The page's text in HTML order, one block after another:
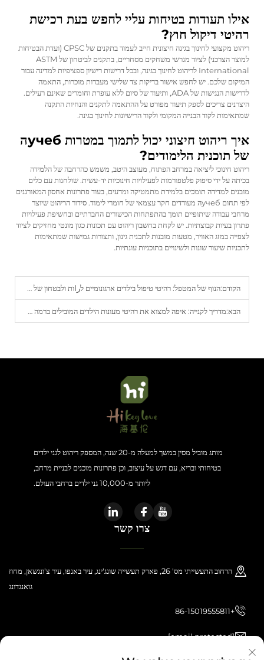
אילו תעודות בטיחות עליי לחפש בעת רכישת
רהיטי דיקול חוץ?
ריהוט מקצועי לחינוך בגינה חיצונית חייב לעמוד בתקנים של CPSC (ועדת הבטיחות
למוצר הצרכני) לציוד מגרשי משחקים מסחריים, בתקנים לביטחון של ASTM
International לריהוט לחינוך בגינה, ובכל דרישות רישיון ספציפיות למדינה עבור
המיקום שלכם. יש לחפש אישור בדיקות צד שלישי מעבדות מוכרות, התאמה
לדרישות הנגישות של ADA, ותיעוד של סיום ללא עופרת וחומרים שאינם רעילים.
היצרנים צריכים לספק תיעוד מפורט על ההתאמה לתקנים והנחיות התקנה
שמתאימות לקוד הבנייה המקומי ולקוד הרישיונות לחינוך בגינה.
איך ריהוט חיצוני יכול לתמוך במטרות учебה
של תוכנית הלימודים?
ריהוט חינוכי ליציאה במרחב הפתוח, מעוצב היטב, משמש כהרחבה של הלמידה
בכיתה על ידי סיפוק פלטפורמות לפעילויות חינוכיות יד-עשית. שולחנות עם כלים
מובנים למדידה תומכים בלמידת מתמטיקה ומדעים, בעוד פתרונות אחסון המאורגנים
לפי תחום учебה מעודדים חקר עצמאי של חומרי לימוד. סידור הריהוט שיוצר
מרחבי עבודה שיתופיים תומך בהתפתחות הכישורים החברתיים ובחשיפת פעילויות
פתרון בעיות קבוצתיות. יש לקחת בחשבון ריהוט עם תכונות כגון מונטי מחזיקים לציוד
לצפייה במזג האוויר, מטעות מובנות לתכנית גינון, ותצורות גמישות שמתאימות
לתכניות שיעור שונות ולשינויים בתוכניות עונתיות.
הקודם:הנוף של המטפל: רהיטי טיפול בילדים ארגונומיים לراות ולבטחון של מבוגרים
הבא:מדריך לקנייה: איפה למצוא את רהיטי מעונות הילדים המובילים ברמה מקצועית
מותג מוביל מסין במשך למעלה מ-20 שנה, המספק ריהוט לגני ילדים
בטיחותי ובריא, עם דגש על עיצוב, וכן פתרונות מוכנים לבניית מרחב,
ליותר מ-10,000 גני ילדים ברחבי העולם.
צרו קשר
הרחוב התעשייתי מס' 26, פארק תעשייה שונג'ינג, עיר באנפו, עיר צ'ונגשאן, מחוז
גואנגדונג
+86-15019555811
[email protected]